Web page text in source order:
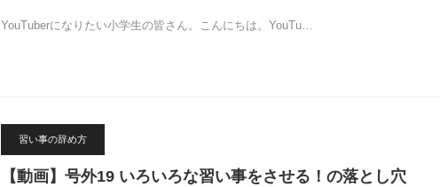
YouTuberになりたい小学生の皆さん。こんにちは。YouTu…
習い事の辞め方
【動画】号外19 いろいろな習い事をさせる！の落とし穴